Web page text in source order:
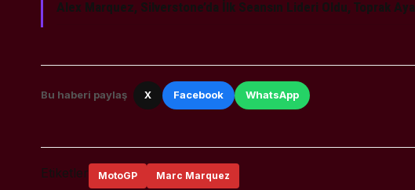
Alex Marquez, Silverstone’da İlk Seansın Lideri Oldu, Toprak
Bu haberi paylaş X Facebook WhatsApp
Etiketler MotoGP Marc Marquez